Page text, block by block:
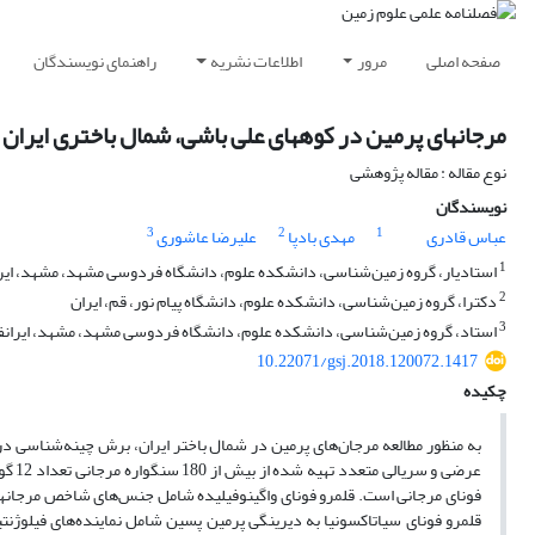
صفحه اصلی مرور اطلاعات نشریه راهنمای نویسندگان
مرجانهای پرمین در کوههای علی باشی، شمال باختری ایران
نوع مقاله : مقاله پژوهشی
نویسندگان
عباس قادری
1 مهدی بادپا 2 علیرضا عاشوری3
1استادیار، گروه زمین‌شناسی، دانشکده علوم، دانشگاه فردوسی مشهد، مشهد،
2دکترا، گروه زمین‌شناسی، دانشکده علوم، دانشگاه پیام نور، قم، ایران
3استاد، گروه زمین‌شناسی، دانشکده علوم، دانشگاه فردوسی مشهد، مشهد،
10.22071/gsj.2018.120072.1417
چکیده
به منظور مطالعه مرجان‌های پرمین در شمال باختر ایران، برش